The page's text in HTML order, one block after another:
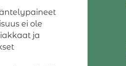
ei ole
ja